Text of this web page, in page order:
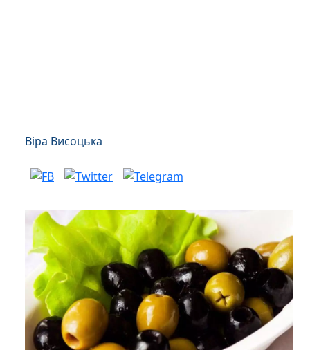
Віра Висоцька